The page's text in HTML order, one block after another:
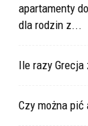
apartamenty
dla rodzin z...
Ile razy Grecja
Czy można pić